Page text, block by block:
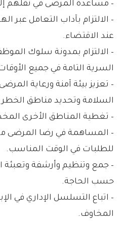
– مساعدة المرضى في نقلهم
– الالتزام بآداب التعامل
عند الاقتضاء.
– الالتزام بمدونة سلوك
السرية التامة في جميع
– تعزيز بيئة آمنة ورعاية
السلامة وتحديد مناطق
– تغطية المناطق الأخرى
– المساهمة في رضا المرضى
للطلبات في الوقت المناسب.
– جمع وتنظيم وأرشفة وتعبئة
حسب الحاجة.
– اتباع التسلسل الإداري في
المخاوف.